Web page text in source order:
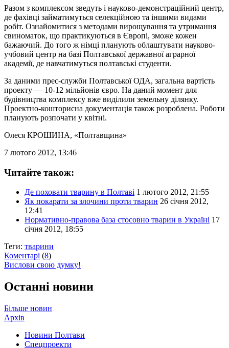
Разом з комплексом зведуть і науково-демонстраційний центр,
де фахівці займатимуться селекційною та іншими видами
робіт. Ознайомитися з методами вирощування та утримання
свиноматок, що практикуються в Європі, зможе кожен
бажаючий. До того ж німці планують облаштувати науково-
учбовий центр на базі Полтавської державної аграрної
академії, де навчатимуться полтавські студенти.
За даними прес-служби Полтавської ОДА, загальна вартість
проекту — 10-12 мільйонів євро. На даний момент для
будівництва комплексу вже виділили земельну ділянку.
Проектно-кошторисна документація також розроблена. Роботи
планують розпочати у квітні.
Олеся КРОШИНА, «Полтавщина»
7 лютого 2012, 13:46
Читайте також:
Де поховати тварину в Полтаві 1 лютого 2012, 21:55
Як покарати за злочини проти тварин 26 січня 2012,
12:41
Нормативно-правова база стосовно тварин в Україні 17
січня 2012, 18:55
Теги: тварини
Коментарі (8)
Вислови свою думку!
Останні новини
Більше новин
Архів
Новини Полтави
Спецпроекти